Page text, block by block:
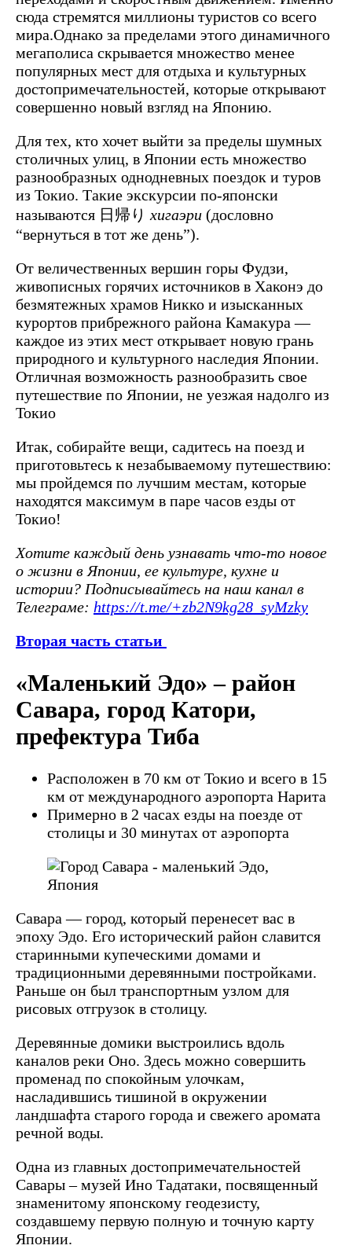
сюда стремятся миллионы туристов со всего
мира.Однако за пределами этого динамичного
мегаполиса скрывается множество менее
популярных мест для отдыха и культурных
достопримечательностей, которые открывают
совершенно новый взгляд на Японию.
Для тех, кто хочет выйти за пределы шумных
столичных улиц, в Японии есть множество
разнообразных однодневных поездок и туров
из Токио. Такие экскурсии по-японски
называются 日帰り хигаэри (дословно
“вернуться в тот же день”).
От величественных вершин горы Фудзи,
живописных горячих источников в Хаконэ до
безмятежных храмов Никко и изысканных
курортов прибрежного района Камакура —
каждое из этих мест открывает новую грань
природного и культурного наследия Японии.
Отличная возможность разнообразить свое
путешествие по Японии, не уезжая надолго из
Токио
Итак, собирайте вещи, садитесь на поезд и
приготовьтесь к незабываемому путешествию:
мы пройдемся по лучшим местам, которые
находятся максимум в паре часов езды от
Токио!
Хотите каждый день узнавать что-то новое
о жизни в Японии, ее культуре, кухне и
истории? Подписывайтесь на наш канал в
Телеграме: https://t.me/+zb2N9kg28_syMzky
Вторая часть статьи
«Маленький Эдо» – район
Савара, город Катори,
префектура Тиба
Расположен в 70 км от Токио и всего в 15
км от международного аэропорта Нарита
Примерно в 2 часах езды на поезде от
столицы и 30 минутах от аэропорта
Савара — город, который перенесет вас в
эпоху Эдо. Его исторический район славится
старинными купеческими домами и
традиционными деревянными постройками.
Раньше он был транспортным узлом для
рисовых отгрузок в столицу.
Деревянные домики выстроились вдоль
каналов реки Оно. Здесь можно совершить
променад по спокойным улочкам,
насладившись тишиной в окружении
ландшафта старого города и свежего аромата
речной воды.
Одна из главных достопримечательностей
Савары – музей Ино Тадатаки, посвященный
знаменитому японскому геодезисту,
создавшему первую полную и точную карту
Японии.